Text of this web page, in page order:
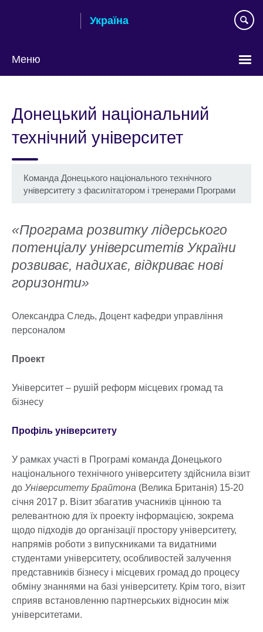
Україна
Меню
language
Донецький національний
технічний університет
Команда Донецького національного технічного
університету з фасилітатором і тренерами Програми
«Програма розвитку лідерського
потенціалу університетів України
розвиває, надихає, відкриває нові
горизонти»
Олександра Следь, Доцент кафедри управління
персоналом
Проект
Університет – рушій реформ місцевих громад та
бізнесу
Профіль університету
У рамках участі в Програмі команда Донецького
національного технічного університету здійснила візит
до Університету Брайтона (Велика Британія) 15-20
січня 2017 р. Візит збагатив учасників цінною та
релевантною для їх проекту інформацією, зокрема
щодо підходів до організації простору університету,
напрямів роботи з випускниками та видатними
студентами університету, особливостей залучення
представників бізнесу і місцевих громад до процесу
обміну знаннями на базі університету. Крім того, візит
сприяв встановленню партнерських відносин між
університетами.